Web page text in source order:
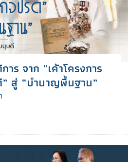
ร จาก “เค้าโครงการ
สู่ “บำนาญพื้นฐาน”